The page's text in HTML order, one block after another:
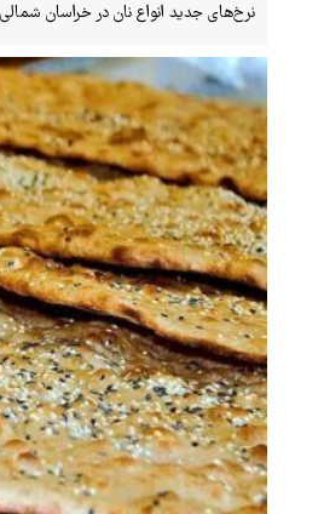
نرخ‌های جدید انواع نان در خراسان شمالی در سال ۱۴۰۵به واحدهای